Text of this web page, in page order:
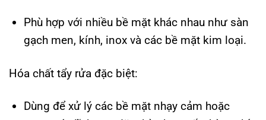
Phù hợp với nhiều bề mặt khác nhau như sàn
gạch men, kính, inox và các bề mặt kim loại.
Hóa chất tẩy rửa đặc biệt:
Dùng để xử lý các bề mặt nhạy cảm hoặc